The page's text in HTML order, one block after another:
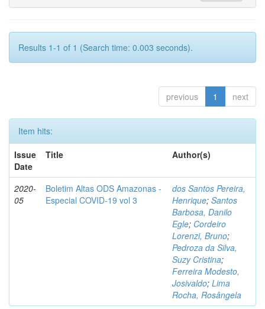
Results 1-1 of 1 (Search time: 0.003 seconds).
previous 1 next
Item hits:
Issue
Date
Title Author(s)
2020-
05
Boletim Altas ODS Amazonas -
Especial COVID-19 vol 3
dos Santos Pereira,
Henrique; Santos
Barbosa, Danilo
Egle; Cordeiro
Lorenzi, Bruno;
Pedroza da Silva,
Suzy Cristina;
Ferreira Modesto,
Josivaldo; Lima
Rocha, Rosângela